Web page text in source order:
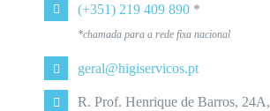
(+351) 219 409 890 *
*chamada para a rede fixa nacional
geral@higiservicos.pt
R. Prof. Henrique de Barros, 24A,